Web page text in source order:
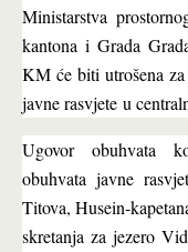
Ministarstva
kantona i Grada
KM će biti utrošena za
javne rasvjete u
Ugovor obuhvata
obuhvata javne
Titova, Husein-
skretanja za jezero